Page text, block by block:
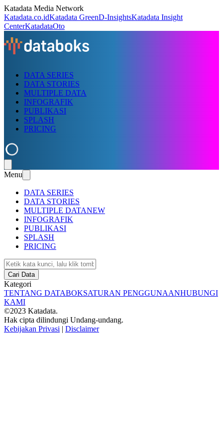
Katadata Media Network
Katadata.co.idKatadata GreenD-InsightsKatadata Insight
CenterKatadataOto
DATA SERIES
DATA STORIES
MULTIPLE DATA
INFOGRAFIK
PUBLIKASI
SPLASH
PRICING
Menu
DATA SERIES
DATA STORIES
MULTIPLE DATANEW
INFOGRAFIK
PUBLIKASI
SPLASH
PRICING
Cari Data
Kategori
TENTANG DATABOKSATURAN PENGGUNAANHUBUNGI
KAMI
©2023 Katadata.
Hak cipta dilindungi Undang-undang.
Kebijakan Privasi | Disclaimer